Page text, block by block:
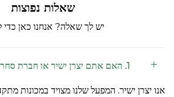
שאלות נפוצות
יש לך שאלה? אנחנו כאן כדי
1. האם אתם יצרן ישיר או חברת סחר?
אנו יצרן ישיר. המפעל שלנו מצויד במכונות